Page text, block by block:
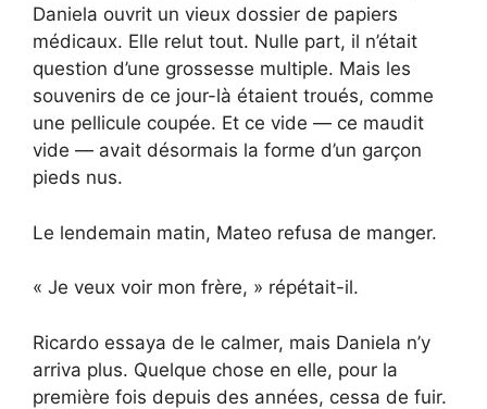
Daniela ouvrit un vieux dossier de papiers
médicaux. Elle relut tout. Nulle part, il n’était
question d’une grossesse multiple. Mais les
souvenirs de ce jour-là étaient troués, comme
une pellicule coupée. Et ce vide — ce maudit
vide — avait désormais la forme d’un garçon
pieds nus.
Le lendemain matin, Mateo refusa de manger.
« Je veux voir mon frère, » répétait-il.
Ricardo essaya de le calmer, mais Daniela n’y
arriva plus. Quelque chose en elle, pour la
première fois depuis des années, cessa de fuir.